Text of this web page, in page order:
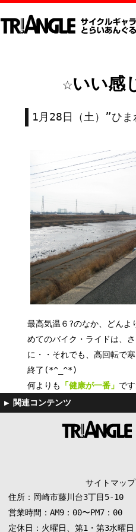
☆いい
1月28日（土）”ひま
最高気温６?のなか、どんよ
めてのバイク・ライドは、
に・・それでも、高回転で
終了(*^_^*)
何よりも
「健康が一番」 で
サイトマップ
住所：岡崎市藤川台3丁目5-10
営業時間：AM9：00〜PM7：00
定休日：火曜日、第1・第3水曜日